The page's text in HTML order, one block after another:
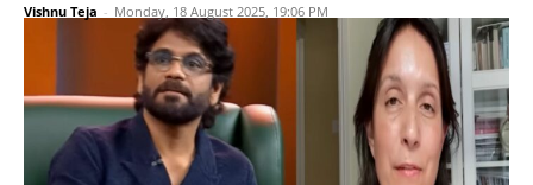
Vishnu Teja - Monday, 18 August 2025, 19:06 PM